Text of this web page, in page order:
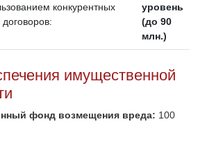
конкурентных
уровень
(до 90
млн.)
имущественной
фонд возмещения вреда: 100